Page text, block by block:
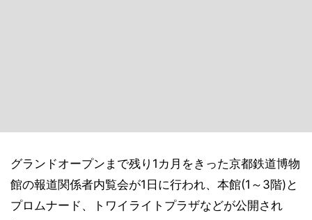
グランドオープンまで残り1カ月をきった京都鉄道博物
館の報道関係者内覧会が1日に行われ、本館(1～3階)と
プロムナード、トワイライトプラザなどが公開され